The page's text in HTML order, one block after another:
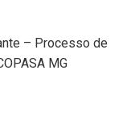
– Processo de
MG